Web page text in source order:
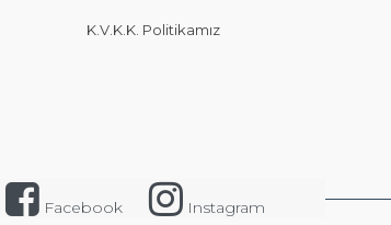
K.V.K.K. Politikamız
Facebook Instagram